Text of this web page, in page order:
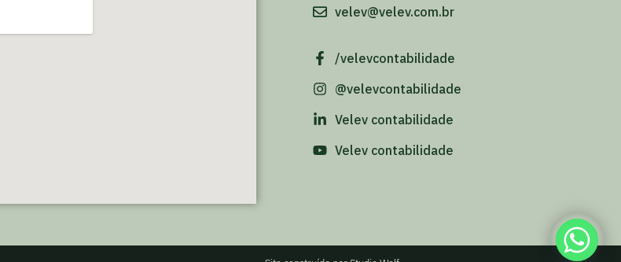
/velevcontabilidade
@velevcontabilidade
Velev contabilidade
Velev contabilidade
velev@velev.com.br